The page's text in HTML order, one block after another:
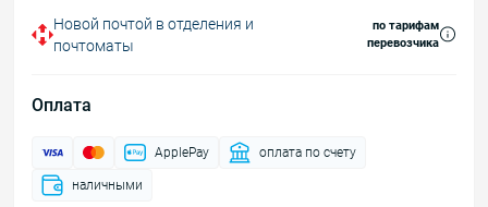
Новой почтой в отделения и
почтоматы
по тарифам
перевозчика
Оплата
ApplePay оплата по счету
наличными